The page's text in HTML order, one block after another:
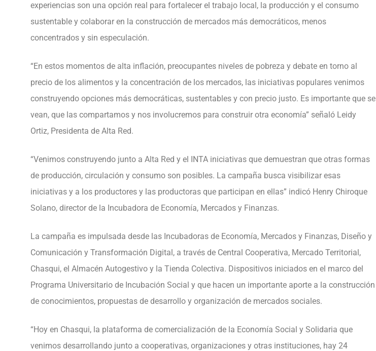
experiencias son una opción real para fortalecer el trabajo local, la producción y el consumo
sustentable y colaborar en la construcción de mercados más democráticos, menos
concentrados y sin especulación.
“En estos momentos de alta inflación, preocupantes niveles de pobreza y debate en torno al
precio de los alimentos y la concentración de los mercados, las iniciativas populares venimos
construyendo opciones más democráticas, sustentables y con precio justo. Es importante que se
vean, que las compartamos y nos involucremos para construir otra economía” señaló Leidy
Ortiz, Presidenta de Alta Red.
“Venimos construyendo junto a Alta Red y el INTA iniciativas que demuestran que otras formas
de producción, circulación y consumo son posibles. La campaña busca visibilizar esas
iniciativas y a los productores y las productoras que participan en ellas” indicó Henry Chiroque
Solano, director de la Incubadora de Economía, Mercados y Finanzas.
La campaña es impulsada desde las Incubadoras de Economía, Mercados y Finanzas, Diseño y
Comunicación y Transformación Digital, a través de Central Cooperativa, Mercado Territorial,
Chasqui, el Almacén Autogestivo y la Tienda Colectiva. Dispositivos iniciados en el marco del
Programa Universitario de Incubación Social y que hacen un importante aporte a la construcción
de conocimientos, propuestas de desarrollo y organización de mercados sociales.
“Hoy en Chasqui, la plataforma de comercialización de la Economía Social y Solidaria que
venimos desarrollando junto a cooperativas, organizaciones y otras instituciones, hay 24